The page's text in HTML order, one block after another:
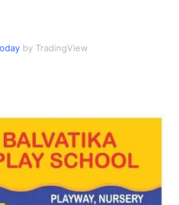
by TradingView